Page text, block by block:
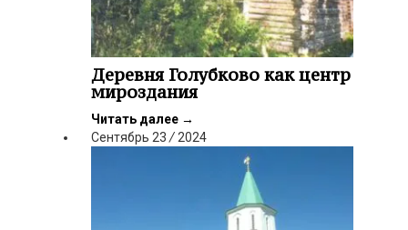
Деревня Голубково как центр
мироздания
Читать далее →
Сентябрь 23 / 2024